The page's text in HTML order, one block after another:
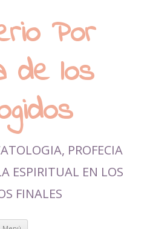
Por
de los
PROFECIA
ESPIRITUAL EN LOS
FINALES
Ir al contenido